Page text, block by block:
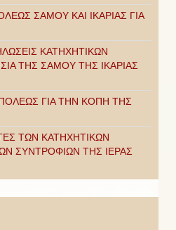
ΣΑΜΟΥ ΚΑΙ ΙΚΑΡΙΑΣ ΓΙΑ
ΚΑΤΗΧΗΤΙΚΩΝ
ΤΗΣ ΣΑΜΟΥ ΤΗΣ ΙΚΑΡΙΑΣ
ΓΙΑ ΤΗΝ ΚΟΠΗ ΤΗΣ
ΤΩΝ ΚΑΤΗΧΗΤΙΚΩΝ
ΣΥΝΤΡΟΦΙΩΝ ΤΗΣ ΙΕΡΑΣ